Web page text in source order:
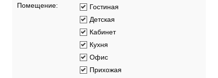
Помещение:
Гостиная
Детская
Кабинет
Кухня
Офис
Прихожая